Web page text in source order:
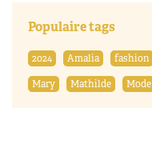
Populaire tags
2024 Amalia fashion
Mary
Mathilde Mode